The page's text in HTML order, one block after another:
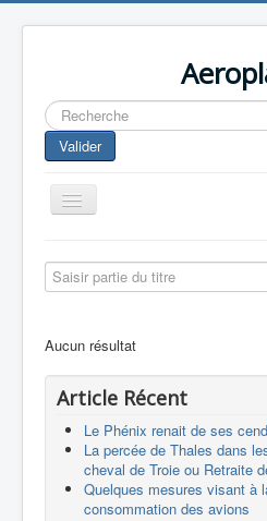
Rechercher
Valider
Toggle
Navigation
Aviation Commerciale
Europespace
Drones
Saisir partie du titre
Aucun résultat
Article Récent
Le Phénix renait de ses
La percée de Thales dans
cheval de Troie ou Retraite
Quelques mesures visant à
consommation des avions